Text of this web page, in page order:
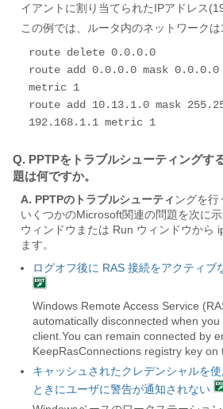
イアントに割り当てられたIPアドレス
この例では、ルータ内のネットワークは
route delete 0.0.0.0
route add 0.0.0.0 mask 0.0.0.0
metric 1
route add 10.13.1.0 mask
192.168.1.1 metric 1
Q. PPTPをトラブルシューティングす
題は何ですか。
A. PPTPのトラブルシューティ ングを行
いくつかのMicrosoft関連の問題を次に
ウィンドウまたは Run ウィンドウから
ます。
ログオフ後に RAS 接続をアクティブ
Windows Remote Access Service
automatically disconnected when
client.You can remain connected by
KeepRasConnections registry key on
キャッシュされたクレデンシャルを
ときにユーザに警告が通知されない